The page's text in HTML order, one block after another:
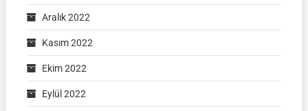
Aralık 2022
Kasım 2022
Ekim 2022
Eylül 2022